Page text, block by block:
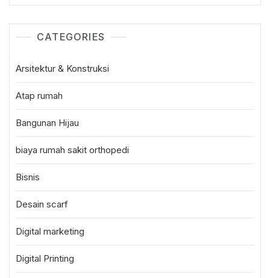
CATEGORIES
Arsitektur & Konstruksi
Atap rumah
Bangunan Hijau
biaya rumah sakit orthopedi
Bisnis
Desain scarf
Digital marketing
Digital Printing